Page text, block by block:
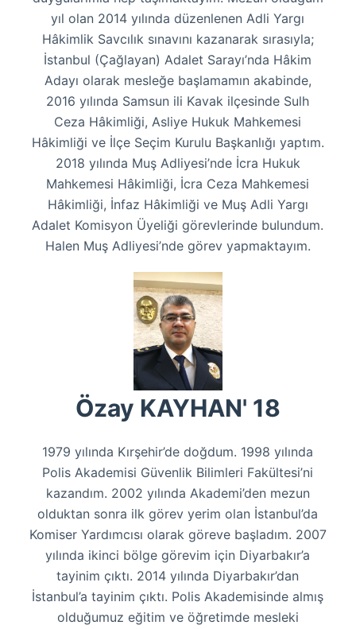
yıl olan 2014 yılında düzenlenen Adli Yargı
Hâkimlik Savcılık sınavını kazanarak sırasıyla;
İstanbul (Çağlayan) Adalet Sarayı’nda Hâkim
Adayı olarak mesleğe başlamamın akabinde,
2016 yılında Samsun ili Kavak ilçesinde Sulh
Ceza Hâkimliği, Asliye Hukuk Mahkemesi
Hâkimliği ve İlçe Seçim Kurulu Başkanlığı yaptım.
2018 yılında Muş Adliyesi’nde İcra Hukuk
Mahkemesi Hâkimliği, İcra Ceza Mahkemesi
Hâkimliği, İnfaz Hâkimliği ve Muş Adli Yargı
Adalet Komisyon Üyeliği görevlerinde bulundum.
Halen Muş Adliyesi’nde görev yapmaktayım.
Özay KAYHAN' 18
1979 yılında Kırşehir’de doğdum. 1998 yılında
Polis Akademisi Güvenlik Bilimleri Fakültesi’ni
kazandım. 2002 yılında Akademi’den mezun
olduktan sonra ilk görev yerim olan İstanbul’da
Komiser Yardımcısı olarak göreve başladım. 2007
yılında ikinci bölge görevim için Diyarbakır’a
tayinim çıktı. 2014 yılında Diyarbakır’dan
İstanbul’a tayinim çıktı. Polis Akademisinde almış
olduğumuz eğitim ve öğretimde mesleki